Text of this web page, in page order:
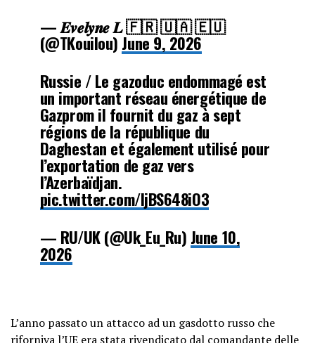
— 𝑬𝒗𝒆𝒍𝒚𝒏𝒆 𝑳 🇫🇷 🇺🇦 🇪🇺
(@TKouilou) June 9, 2026
Russie / Le gazoduc endommagé est
un important réseau énergétique de
Gazprom il fournit du gaz à sept
régions de la république du
Daghestan et également utilisé pour
l’exportation de gaz vers
l’Azerbaïdjan.
pic.twitter.com/IjBS648iO3
— RU/UK (@Uk_Eu_Ru) June 10,
2026
L’anno passato un attacco ad un gasdotto russo che
riforniva l’UE era stata rivendicato dal comandante delle